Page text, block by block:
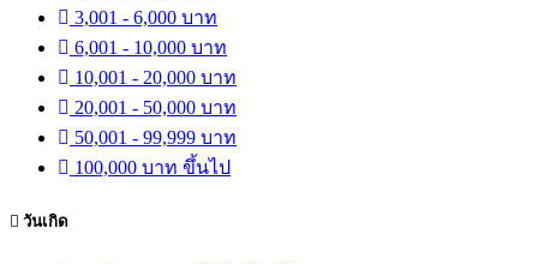
3,001 - 6,000 บาท
6,001 - 10,000 บาท
10,001 - 20,000 บาท
20,001 - 50,000 บาท
50,001 - 99,999 บาท
100,000 บาท ขึ้นไป
วันเกิด